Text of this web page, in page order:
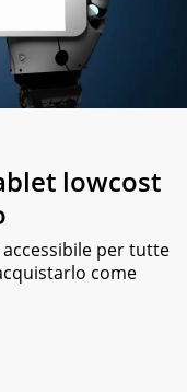
lowcost
accessibile per tutte
come